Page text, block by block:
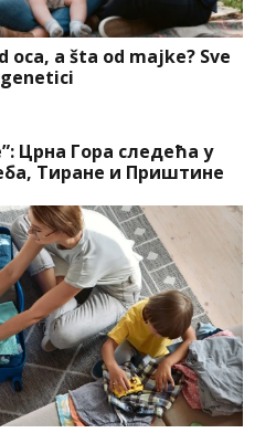
oca, a šta od majke? Sve
Црна Гора следећа у
Тиране и Приштине